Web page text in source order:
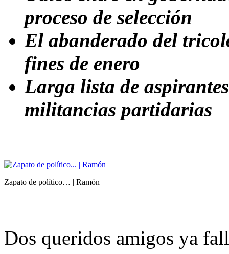
proceso de selección
El abanderado del
fines de enero
Larga lista de
militancias partidarias
Zapato de político… | Ramón
Dos queridos amigos ya